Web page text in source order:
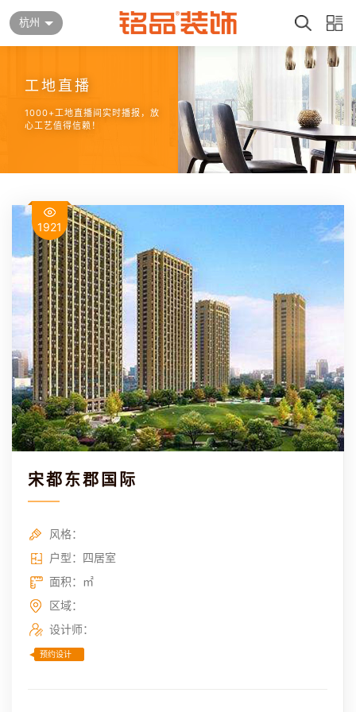
杭州
工地直播
1000+工地直播间实时播报，放
心工艺值得信赖！
1921
宋都东郡国际
风格：
户型：四居室
面积：㎡
区域：
设计师：
预约设计